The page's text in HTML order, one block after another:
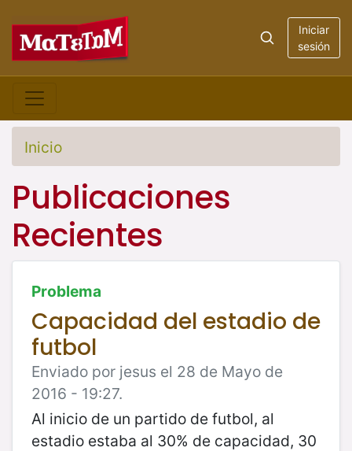
Iniciar
sesión
Inicio
Publicaciones
Recientes
Problema
Capacidad del estadio de
futbol
Enviado por jesus el 28 de Mayo de
2016 - 19:27.
Al inicio de un partido de futbol, al
estadio estaba al 30% de capacidad, 30